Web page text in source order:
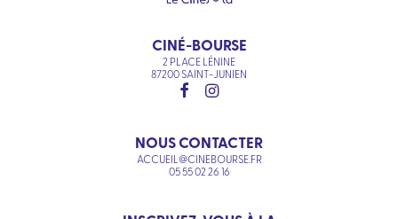
CINÉ-BOURSE
2 PLACE LÉNINE
87200 SAINT-JUNIEN
NOUS CONTACTER
ACCUEIL@CINEBOURSE.FR
05 55 02 26 16